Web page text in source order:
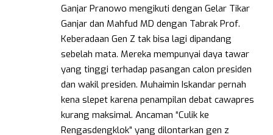
Ganjar Pranowo mengikuti dengan Gelar Tikar
Ganjar dan Mahfud MD dengan Tabrak Prof.
Keberadaan Gen Z tak bisa lagi dipandang
sebelah mata. Mereka mempunyai daya tawar
yang tinggi terhadap pasangan calon presiden
dan wakil presiden. Muhaimin Iskandar pernah
kena slepet karena penampilan debat cawapres
kurang maksimal. Ancaman “Culik ke
Rengasdengklok” yang dilontarkan gen z